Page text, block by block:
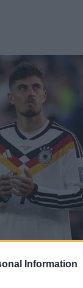
Information